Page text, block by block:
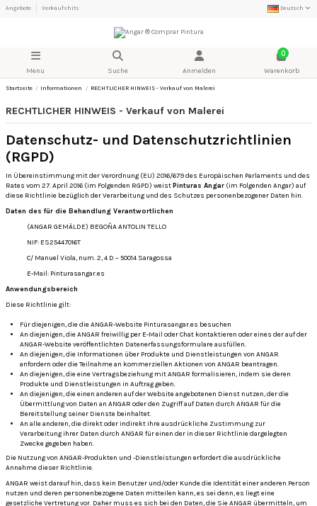
Angebote Verkaufshits Deutsch
Menu Suche Anmelden
0
Warenkorb
Startseite Informationen RECHTLICHER HINWEIS - Verkauf von Malerei
RECHTLICHER HINWEIS - Verkauf von Malerei
Datenschutz- und Datenschutzrichtlinien
(RGPD)
In Übereinstimmung mit der Verordnung (EU) 2016/679 des Europäischen Parlaments und des
Rates vom 27. April 2016 (im Folgenden RGPD) weist Pinturas Angar(im Folgenden Angar) auf
diese Richtlinie bezüglich der Verarbeitung und des Schutzes personenbezogener Daten hin.
Daten des für die Behandlung Verantwortlichen
(ANGAR GEMÄLDE) BEGOÑA ANTOLIN TELLO
NIF: ES25447016T
C/ Manuel Viola, num.2, 4 D – 50014 Saragossa
E-Mail: Pinturasangar.es
Anwendungsbereich
Diese Richtlinie gilt:
Für diejenigen, die die ANGAR-Website Pinturasangar.es besuchen
An diejenigen, die ANGAR freiwillig per E-Mail oder Chat kontaktieren oder eines der auf der
ANGAR-Website veröffentlichten Datenerfassungsformulare ausfüllen.
An diejenigen, die Informationen über Produkte und Dienstleistungen von ANGAR
anfordern oder die Teilnahme an kommerziellen Aktionen von ANGAR beantragen.
An diejenigen, die eine Vertragsbeziehung mit ANGAR formalisieren, indem sie deren
Produkte und Dienstleistungen in Auftrag geben.
An diejenigen, die einen anderen auf der Website angebotenen Dienst nutzen, der die
Übermittlung von Daten an ANGAR oder den Zugriff auf Daten durch ANGAR für die
Bereitstellung seiner Dienste beinhaltet.
An alle anderen, die direkt oder indirekt ihre ausdrückliche Zustimmung zur
Verarbeitung ihrer Daten durch ANGAR für einen der in dieser Richtlinie dargelegten
Zwecke gegeben haben.
Die Nutzung von ANGAR-Produkten und -Dienstleistungen erfordert die ausdrückliche
Annahme dieser Richtlinie.
ANGAR weist darauf hin, dass kein Benutzer und/oder Kunde die Identität einer anderen Person
nutzen und deren personenbezogene Daten mitteilen kann, es sei denn, es liegt eine
gesetzliche Vertretung vor. Daher muss es sich bei den Daten, die Sie ANGAR übermitteln, um